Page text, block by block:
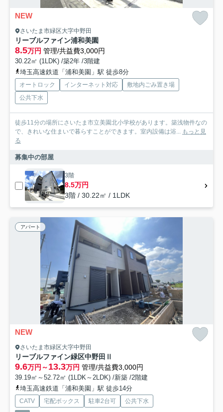
NEW
さいたま市緑区大字中野田
リーブルファイン浦和美園
8.5万円 管理/共益費3,000円
30.22㎡ (1LDK) /築2年 /3階建
埼玉高速鉄道「浦和美園」駅 徒歩8分
オートロック インターネット対応
敷地内ごみ置き場
公共下水
徒歩11分の場所にさいたま市立美園北小学校があります。築浅物件なの
で、きれいな住まいで暮らすことができます。室内設備は浴... もっと見
る
募集中の部屋
3階
8.5万円
3階 / 30.22㎡ / 1LDK
アパート
NEW
さいたま市緑区大字中野田
リーブルファイン緑区中野田Ⅱ
9.6万円～13.3万円 管理/共益費3,000円
39.19㎡～52.72㎡ (1LDK～2LDK) /新築 /2階建
埼玉高速鉄道「浦和美園」駅 徒歩14分
CATV 宅配ボックス 駐車2台可
公共下水